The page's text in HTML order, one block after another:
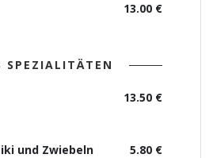
13.00 €
SPEZIALITÄTEN
13.50 €
5.80 €
und Zwiebeln